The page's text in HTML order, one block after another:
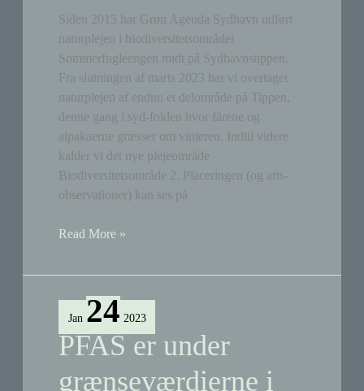
alpakaer
Siden 2015 har Grøn Agenda Sydhavn udført
naturplejen i biodiversitetsområdet
Sommerfugleengen midt på Sydhavnstippen.
Fra slutningen af marts 2023 har vi overtaget
naturplejen af endnu et delområde på Tippen,
denne gang i syd-folden hvor fårene og
alpakaerne græsser om vinteren. Indtil videre
kalder vi det nye plejeområde
Biodiversitetsområde 2. Placeringen (og arts-
observationer) kan ses på
Grøn
Sydhavn
endnu
et
biodiversitets-
Read More »
Jan 24 2023
PFAS er under
grænseværdierne i